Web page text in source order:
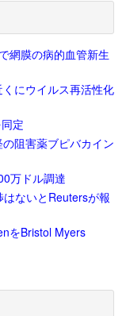
網膜の病的血管新生
にウイルス再活性化
定
阻害薬ブピバカイン
万ドル調達
ないとReutersが報
をBristol Myers